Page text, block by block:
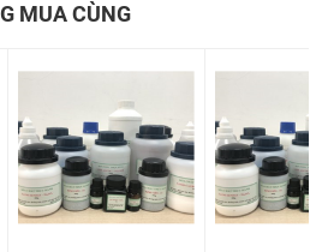
MUA CÙNG